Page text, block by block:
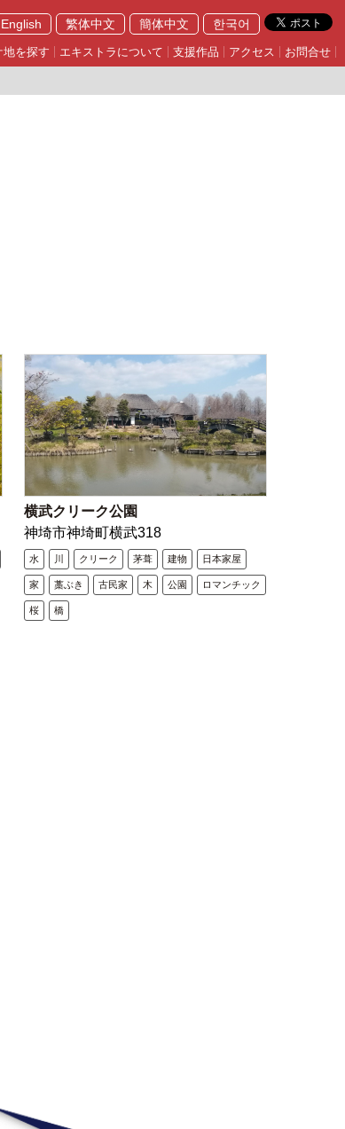
English 繁体中文 簡体中文 한국어
地を探す エキストラについて 支援作品 アクセス お問合せ
横武クリーク公園
神埼市神埼町横武318
水 川 クリーク 茅葺 建物 日本家屋
家 藁ぶき 古民家 木 公園 ロマンチック
桜 橋